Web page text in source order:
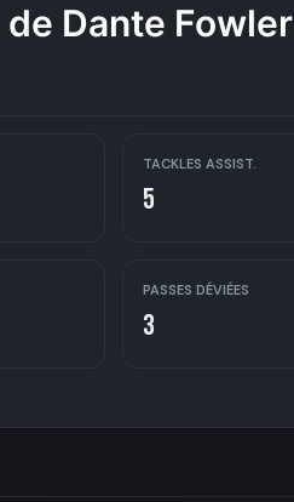
de Dante
TACKLES ASSIST.
5
PASSES DÉVIÉES
3